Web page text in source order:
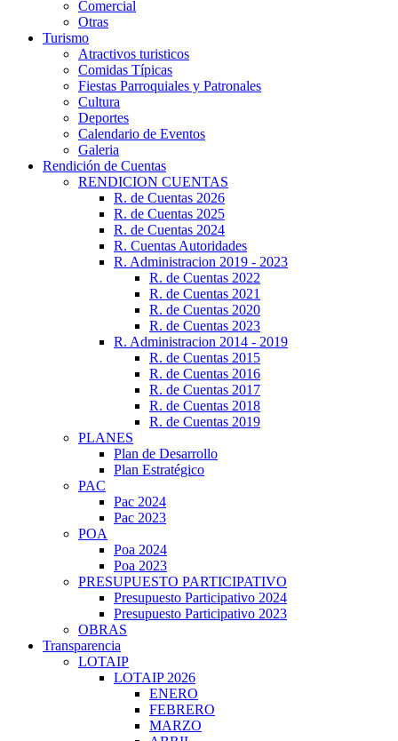
Comercial
Otras
Turismo
Atractivos turisticos
Comidas Típicas
Fiestas Parroquiales y Patronales
Cultura
Deportes
Calendario de Eventos
Galeria
Rendición de Cuentas
RENDICION CUENTAS
R. de Cuentas 2026
R. de Cuentas 2025
R. de Cuentas 2024
R. Cuentas Autoridades
R. Administracion 2019 - 2023
R. de Cuentas 2022
R. de Cuentas 2021
R. de Cuentas 2020
R. de Cuentas 2023
R. Administracion 2014 - 2019
R. de Cuentas 2015
R. de Cuentas 2016
R. de Cuentas 2017
R. de Cuentas 2018
R. de Cuentas 2019
PLANES
Plan de Desarrollo
Plan Estratégico
PAC
Pac 2024
Pac 2023
POA
Poa 2024
Poa 2023
PRESUPUESTO PARTICIPATIVO
Presupuesto Participativo 2024
Presupuesto Participativo 2023
OBRAS
Transparencia
LOTAIP
LOTAIP 2026
ENERO
FEBRERO
MARZO